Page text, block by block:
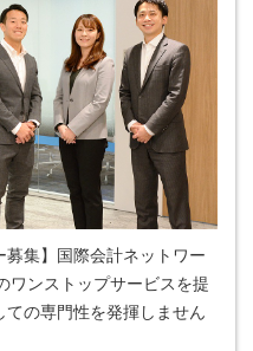
募集】国際会計ネットワー
ワンストップサービスを提
の専門性を発揮しません